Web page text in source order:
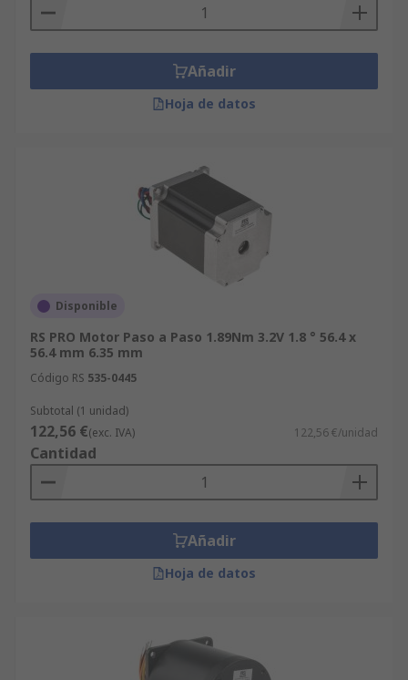
Añadir
Hoja de datos
Disponible
RS PRO Motor Paso a Paso 1.89Nm 3.2V 1.8 ° 56.4 x
56.4 mm 6.35 mm
Código RS 535-0445
Subtotal (1 unidad)
122,56 €(exc. IVA) 122,56 €/unidad
Cantidad
Añadir
Hoja de datos